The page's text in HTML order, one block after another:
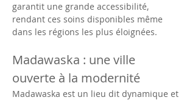
garantit une grande accessibilité,
rendant ces soins disponibles même
dans les régions les plus éloignées.
Madawaska : une ville
ouverte à la modernité
Madawaska est un lieu dit dynamique et